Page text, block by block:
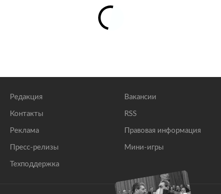
Редакция
Контакты
Реклама
Пресс-релизы
Техподдержка
Вакансии
RSS
Правовая информация
Мини-игры